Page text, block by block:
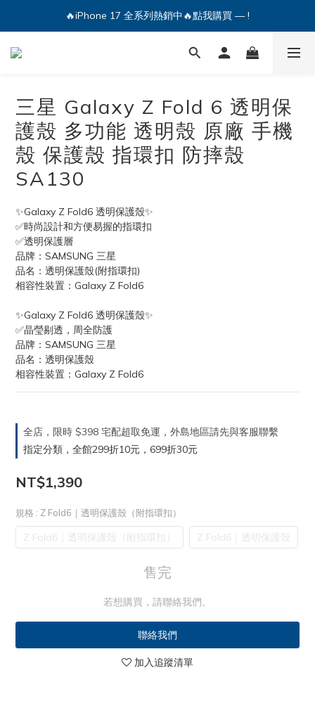
🔥iPhone 17 全系列熱銷中🔥點我購買 — !
🔥iPhone 17 全系列熱銷中🔥點我購買 — !
💕加入Q哥 Line 新好友領優惠券！🎫
三星 Galaxy Z Fold 6 透明保
護殼 多功能 透明殼 原廠 手機
殼 保護殼 指環扣 防摔殼
SA130
✨Galaxy Z Fold6 透明保護殼✨
✅時尚設計和方便易握的指環扣
✅透明保護層
品牌：SAMSUNG 三星
品名：透明保護殼(附指環扣)
相容性裝置：Galaxy Z Fold6
✨Galaxy Z Fold6 透明保護殼✨
✅晶瑩剔透，周全防護
品牌：SAMSUNG 三星
品名：透明保護殼
相容性裝置：Galaxy Z Fold6
全店，限時 $398 宅配超取免運，外島地區請先與客服聯繫
指定分類，全館299折10元，699折30元
NT$1,390
規格 : Z Fold6｜透明保護殼（附指環扣）
Z Fold6｜透明保護殼（附指環扣） Z Fold6｜透明保護殼
售完
若想購買，請聯絡我們。
聯絡我們
加入追蹤清單